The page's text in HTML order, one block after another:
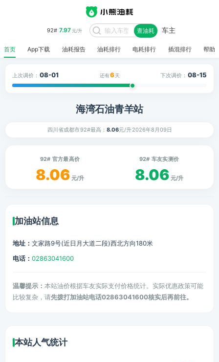
92# 7.97元/升 查油耗 车主
首页 App下载 油耗报告 油耗排行 电耗排行 插混排行 帮助
上次调价： 08-01 还有6 天 下次调价： 08-15
海湾石油青羊站
四川省成都市92#最高： 8.06元/升2026年8月09日
92# 官方最高价
8.06 元/升
92# 车友实测价
8.06 元/升
加油站信息
地址： 文家路9号(近日月大道二段)西北方向180米
电话： 02863041600
温馨提示： 本站油价根据车友实际支付价格统计。实际优惠政策可能
比较复杂，请先拨打加油站电话02863041600核实后再前往。
本站人气统计